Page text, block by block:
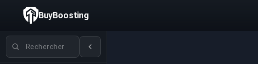
Rechercher des jeux
BuyBoosting